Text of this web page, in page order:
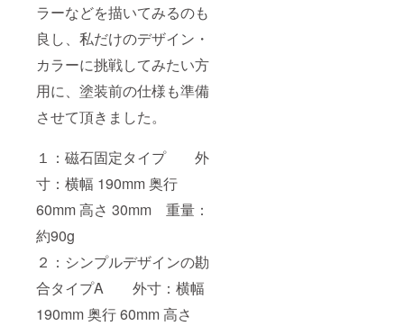
ラーなどを描いてみるのも
良し、私だけのデザイン・
カラーに挑戦してみたい方
用に、塗装前の仕様も準備
させて頂きました。
１：磁石固定タイプ 外
寸：横幅 190mm 奥行
60mm 高さ 30mm 重量：
約90g
２：シンプルデザインの勘
合タイプA 外寸：横幅
190mm 奥行 60mm 高さ